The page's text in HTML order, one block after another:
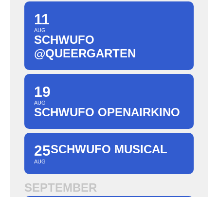
11
AUG
SCHWUFO
@QUEERGARTEN
19
AUG
SCHWUFO OPENAIRKINO
25
AUG
SCHWUFO MUSICAL
SEPTEMBER